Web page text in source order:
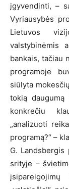
įgyvendinti, –
Vyriausybės
Lietuvos
valstybinėmis
bankais, tačiau
programoje
siūlyta
tokią
konkrečiu
„analizuoti
programą?“ –
G.
srityje –